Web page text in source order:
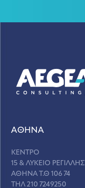
ΑΘΗΝΑ
ΚΕΝΤΡΟ
15 & ΛΥΚΕΙΟ ΡΕΓΙΛΛΗΣ
ΑΘΗΝΑ Τ.Θ 106 74
ΤΗΛ 210 7249250